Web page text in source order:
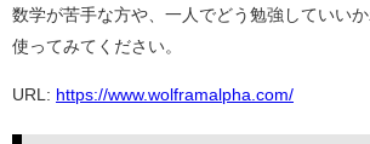
数学が苦手な方や、一人でどう勉強していい
使ってみてください。
URL: https://www.wolframalpha.com/